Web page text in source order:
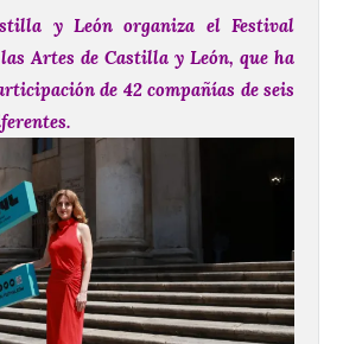
y León organiza el Festival
Artes de Castilla y León, que ha
de 42 compañías de seis